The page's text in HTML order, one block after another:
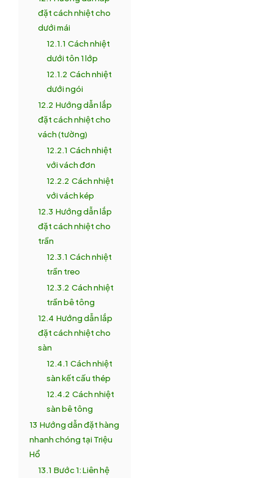
đặt cách nhiệt cho
dưới mái
12.1.1 Cách nhiệt
dưới tôn 1 lớp
12.1.2 Cách nhiệt
dưới ngói
12.2 Hướng dẫn lắp
đặt cách nhiệt cho
vách (tường)
12.2.1 Cách nhiệt
với vách đơn
12.2.2 Cách nhiệt
với vách kép
12.3 Hướng dẫn lắp
đặt cách nhiệt cho
trần
12.3.1 Cách nhiệt
trần treo
12.3.2 Cách nhiệt
trần bê tông
12.4 Hướng dẫn lắp
đặt cách nhiệt cho
sàn
12.4.1 Cách nhiệt
sàn kết cấu thép
12.4.2 Cách nhiệt
sàn bê tông
13 Hướng dẫn đặt hàng
nhanh chóng tại Triệu
Hổ
13.1 Bước 1: Liên hệ